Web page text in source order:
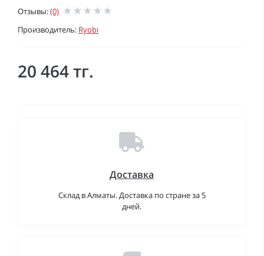
Отзывы:(0)
Производитель: Ryobi
20 464 тг.
Доставка
Склад в Алматы. Доставка по стране за 5
дней.